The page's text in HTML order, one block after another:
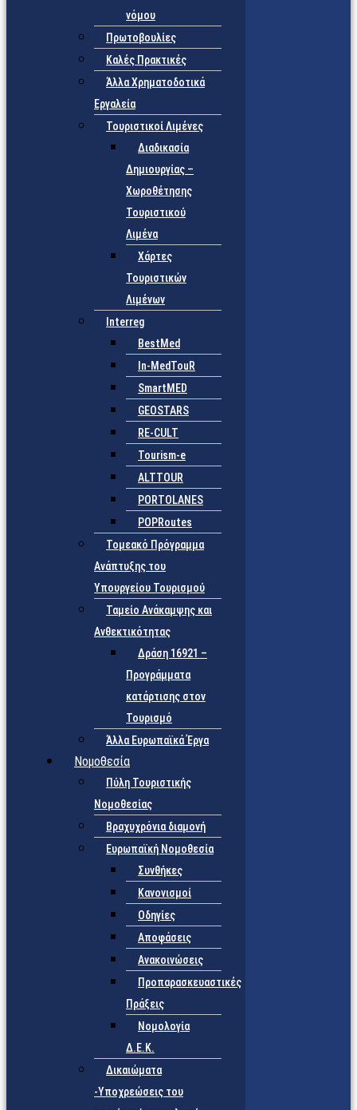
νόμου
Πρωτοβουλίες
Καλές Πρακτικές
Άλλα Χρηματοδοτικά
Εργαλεία
Τουριστικοί Λιμένες
Διαδικασία
Δημιουργίας –
Χωροθέτησης
Τουριστικού
Λιμένα
Χάρτες
Τουριστικών
Λιμένων
Interreg
BestMed
In-MedTouR
SmartMED
GEOSTARS
RE-CULT
Tourism-e
ALTTOUR
PORTOLANES
POPRoutes
Τομεακό Πρόγραμμα
Ανάπτυξης του
Υπουργείου Τουρισμού
Ταμείο Ανάκαμψης και
Ανθεκτικότητας
Δράση 16921 –
Προγράμματα
κατάρτισης στον
Τουρισμό
Άλλα Ευρωπαϊκά Έργα
Νομοθεσία
Πύλη Τουριστικής
Νομοθεσίας
Βραχυχρόνια διαμονή
Ευρωπαϊκή Νομοθεσία
Συνθήκες
Κανονισμοί
Οδηγίες
Αποφάσεις
Ανακοινώσεις
Προπαρασκευαστικές
Πράξεις
Νομολογία
Δ.Ε.Κ.
Δικαιώματα
-Υποχρεώσεις του